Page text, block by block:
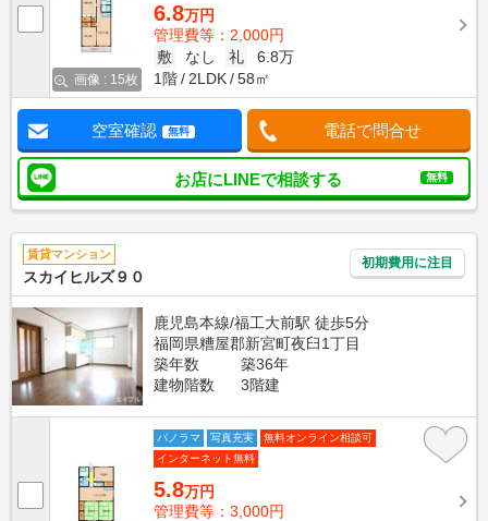
画像 : 15枚
6.8万円
管理費等：2,000円
敷
なし 礼
6.8万
1階
2LDK 58㎡
空室確認 無料 電話で問合せ
お店にLINEで相談する 無料
賃貸マンション
スカイヒルズ９０
初期費用に注目
鹿児島本線/福工大前駅 徒歩5分
福岡県糟屋郡新宮町夜臼1丁目
築年数
築36年
建物階数
3階建
パノラマ 写真充実
無料オンライン相談可
インターネット無料
5.8万円
管理費等：3,000円